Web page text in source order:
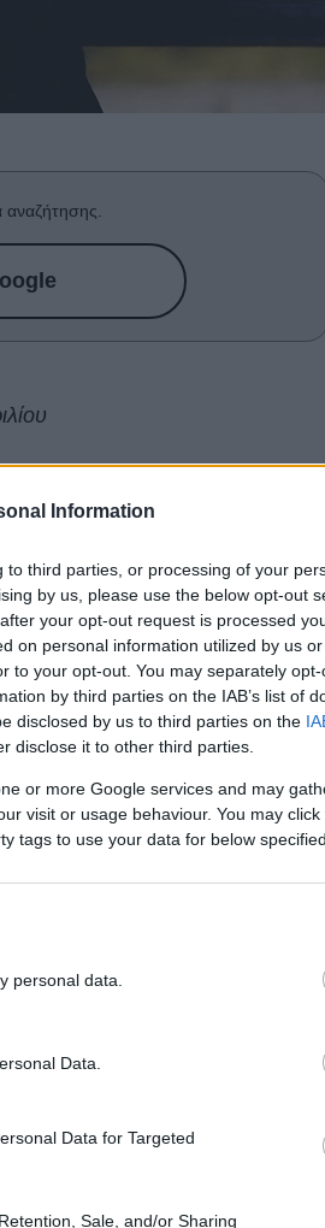
Information
third parties, or processing of your
by us, please use the below opt-out
your opt-out request is processed
on personal information utilized by us
to your opt-out. You may separately
by third parties on the IAB’s list of
disclosed by us to third parties on the
disclose it to other third parties.
or more Google services and may
visit or usage behaviour. You may
tags to use your data for below
personal data.
Data.
Data for Targeted
Sale, and/or Sharing
πιο έντονες, πιο
να αγνοηθούν. Είναι από
και σε σπρώχνει να δεις τη
εξέλιξη γίνεται πιο δυνατή. Δεν
που έχουν τη δύναμη να
επηρεάζονται περισσότερο,
γίνονται οδηγός για